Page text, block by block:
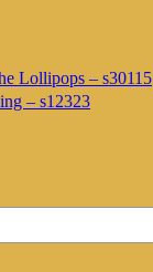
Lollipops – s30115
– s12323